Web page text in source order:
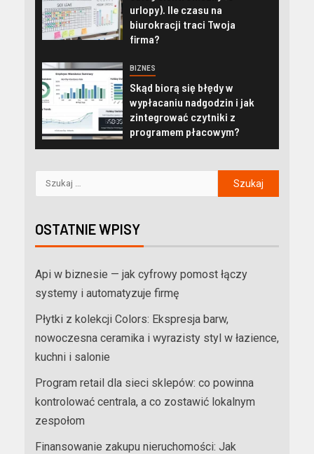
urlopy). Ile czasu na
biurokracji traci Twoja
firma?
BIZNES
Skąd biorą się błędy w
wypłacaniu nadgodzin i jak
zintegrować czytniki z
programem płacowym?
OSTATNIE WPISY
Api w biznesie — jak cyfrowy pomost łączy
systemy i automatyzuje firmę
Płytki z kolekcji Colors: Ekspresja barw,
nowoczesna ceramika i wyrazisty styl w łazience,
kuchni i salonie
Program retail dla sieci sklepów: co powinna
kontrolować centrala, a co zostawić lokalnym
zespołom
Finansowanie zakupu nieruchomości: Jak